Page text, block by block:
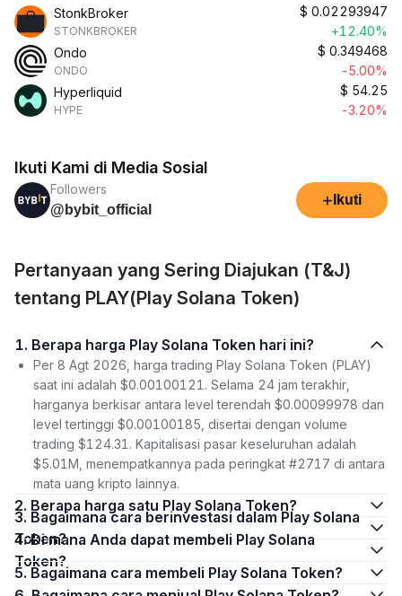
StonkBroker
STONKBROKER
$ 0.02293947
+12.40%
Ondo
ONDO
$ 0.349468
-5.00%
Hyperliquid
HYPE
$ 54.25
-3.20%
Ikuti Kami di Media Sosial
Followers
@bybit_official
+ Ikuti
Pertanyaan yang Sering Diajukan (T&J)
tentang PLAY(Play Solana Token)
1. Berapa harga Play Solana Token hari ini?
Per 8 Agt 2026, harga trading Play Solana Token (PLAY)
saat ini adalah $0.00100121. Selama 24 jam terakhir,
harganya berkisar antara level terendah $0.00099978 dan
level tertinggi $0.00100185, disertai dengan volume
trading $124.31. Kapitalisasi pasar keseluruhan adalah
$5.01M, menempatkannya pada peringkat #2717 di antara
mata uang kripto lainnya.
2. Berapa harga satu Play Solana Token?
3. Bagaimana cara berinvestasi dalam Play Solana
Token?
4. Di mana Anda dapat membeli Play Solana
Token?
5. Bagaimana cara membeli Play Solana Token?